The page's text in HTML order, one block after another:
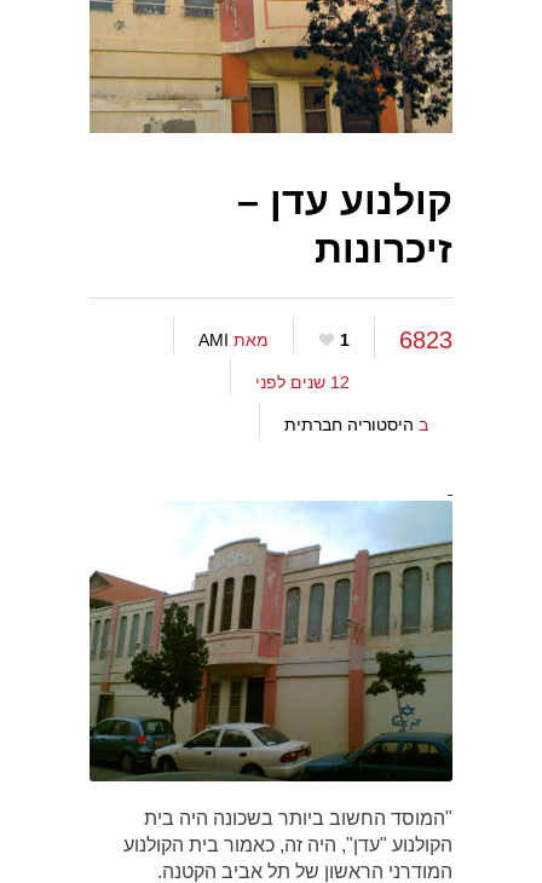
קולנוע עדן –
זיכרונות
6823
1 מאת AMI
12 שנים לפני
ב היסטוריה חברתית
"המוסד החשוב ביותר בשכונה היה בית
הקולנוע "עדן", היה זה, כאמור בית הקולנוע
המודרני הראשון של תל אביב הקטנה.